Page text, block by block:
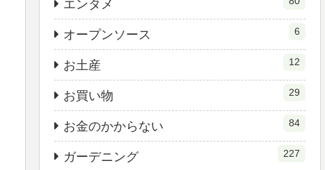
エンタメ
オープンソース 6
お土産 12
お買い物 29
お金のかからない 84
ガーデニング 227